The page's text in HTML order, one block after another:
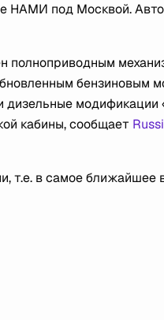
НАМИ под Москвой.
полноприводным
бензиновым
модификации
кабины, сообщает
т.е. в самое ближайшее